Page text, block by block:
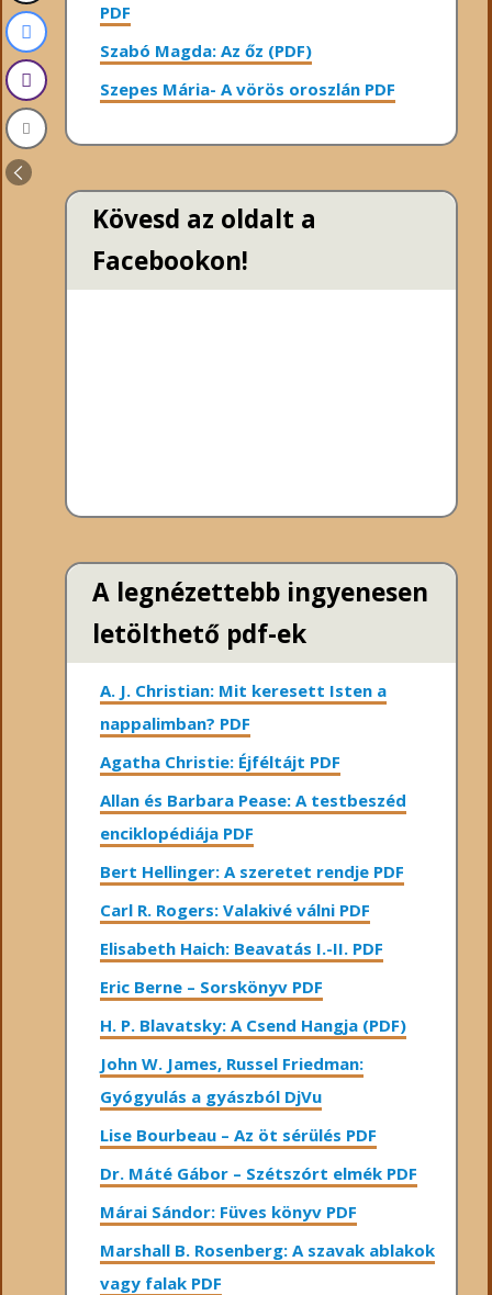
PDF
Szabó Magda: Az őz (PDF)
Szepes Mária- A vörös oroszlán PDF
Kövesd az oldalt a
Facebookon!
A legnézettebb ingyenesen
letölthető pdf-ek
A. J. Christian: Mit keresett Isten a
nappalimban? PDF
Agatha Christie: Éjféltájt PDF
Allan és Barbara Pease: A testbeszéd
enciklopédiája PDF
Bert Hellinger: A ​szeretet rendje PDF
Carl R. Rogers: Valakivé válni PDF
Elisabeth Haich: Beavatás I.-II. PDF
Eric Berne – Sorskönyv PDF
H. P. Blavatsky: A Csend Hangja (PDF)
John W. James, Russel Friedman:
Gyógyulás a gyászból DjVu
Lise Bourbeau – Az öt sérülés PDF
Dr. Máté Gábor – Szétszórt elmék PDF
Márai Sándor: Füves könyv PDF
Marshall B. Rosenberg: A szavak ablakok
vagy falak PDF